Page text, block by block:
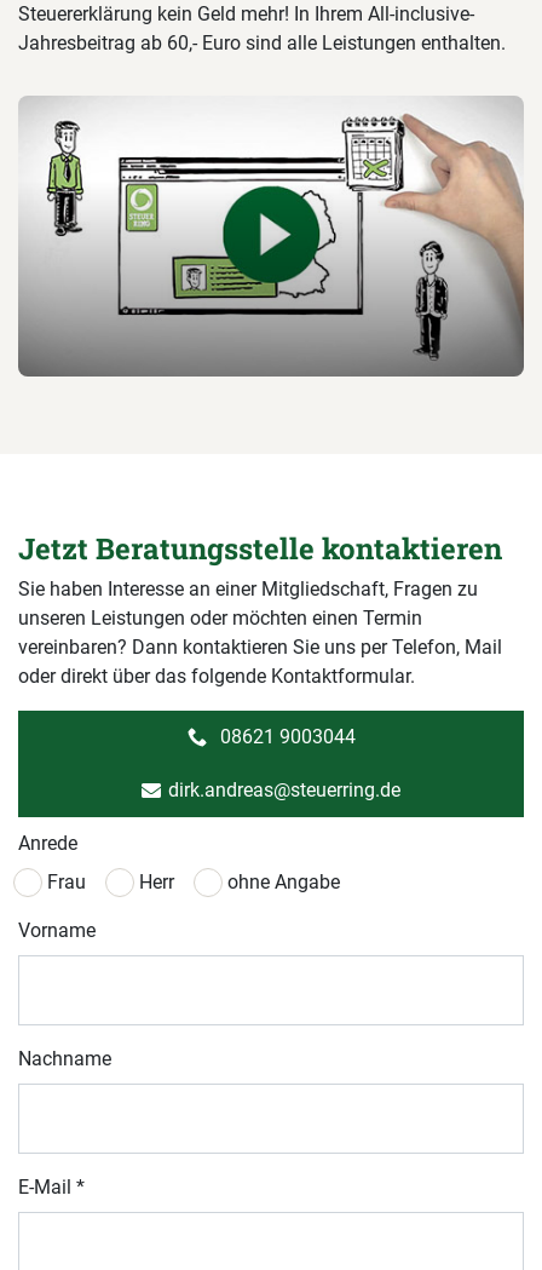
Steuererklärung kein Geld mehr! In Ihrem All-inclusive-
Jahresbeitrag ab 60,- Euro sind alle Leistungen enthalten.
Jetzt Beratungsstelle kontaktieren
Sie haben Interesse an einer Mitgliedschaft, Fragen zu
unseren Leistungen oder möchten einen Termin
vereinbaren? Dann kontaktieren Sie uns per Telefon, Mail
oder direkt über das folgende Kontaktformular.
08621 9003044
dirk.andreas@steuerring.de
Anrede
Frau
Herr ohne Angabe
Vorname
Nachname
E-Mail *